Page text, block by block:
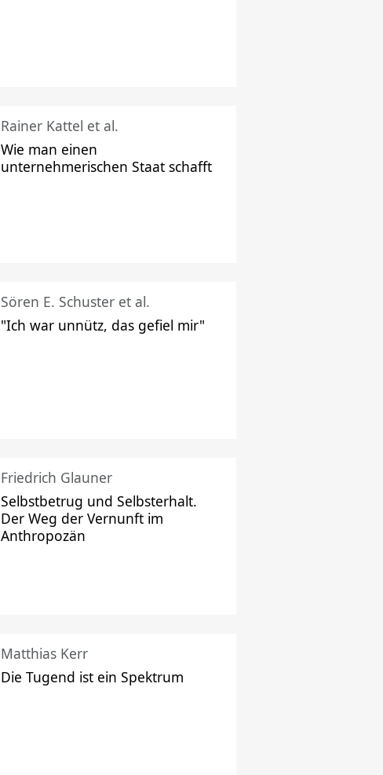
Rainer Kattel et al.
Wie man einen
unternehmerischen Staat schafft
Sören E. Schuster et al.
"Ich war unnütz, das gefiel mir"
Friedrich Glauner
Selbstbetrug und Selbsterhalt.
Der Weg der Vernunft im
Anthropozän
Matthias Kerr
Die Tugend ist ein Spektrum